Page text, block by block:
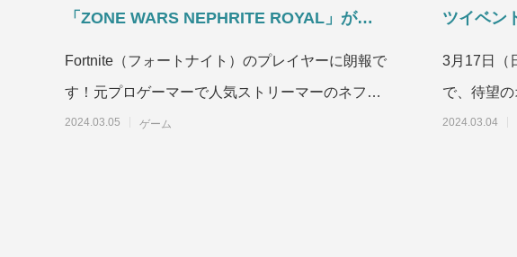
「ZONE WARS NEPHRITE ROYAL」が登
Fortnite（フォートナイト）のプレイヤーに朗報で
す！元プロゲーマーで人気ストリーマーのネフラ
イトが監修した新クリエイティブマップ「Z
2024.03.05 ゲーム
ツイベン
3月17日（
で、待望
電鉄ｅスポ
2024.03.04